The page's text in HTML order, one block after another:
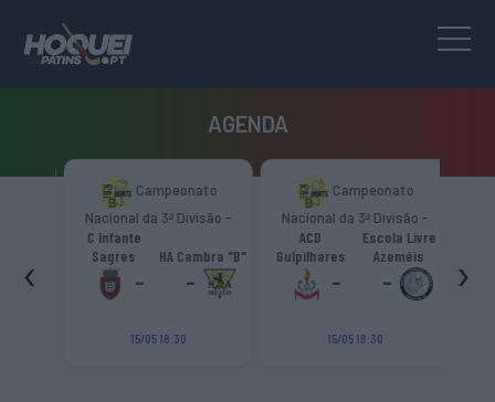
AGENDA
Campeonato
Nacional da 3ª Divisão -
Zona Norte “B”
C Infante
Sagres
HA Cambra "B"
15/05 18:30
Campeonato
Nacional da 3ª Divisão -
Zona Norte “B”
ACD
Gulpilhares
Escola Livre
Azeméis
15/05 18:30
‹ ›